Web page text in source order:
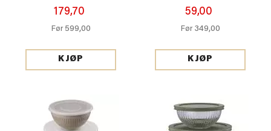
179,70
Før 599,00
KJØP
59,00
Før 349,00
KJØP